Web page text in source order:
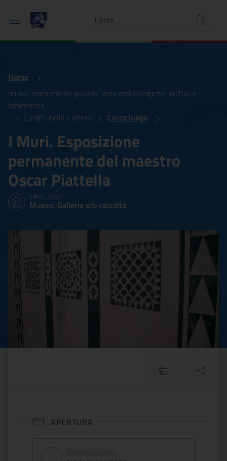
Ricerca
Home
musei, monumenti, gallerie, aree archeologiche, archivi e
biblioteche
Luoghi della Cultura
Cerca luogo
I Muri. Esposizione
permanente del maestro
Oscar Piattella
TIPO LUOGO:
Museo, Galleria e/o raccolta
I Muri. Esposizione
APERTURA